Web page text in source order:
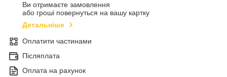
Ви отримаєте замовлення
або гроші повернуться на вашу картку
Детальніше
Оплатити частинами
Післяплата
Оплата на рахунок